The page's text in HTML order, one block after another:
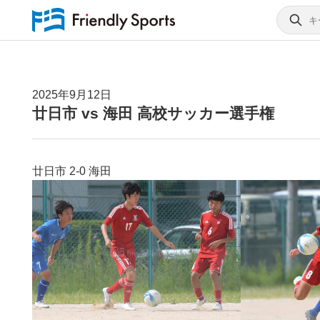
2025年9月12日
廿日市 vs 海田 高校サッカー選手権
廿日市 2-0 海田